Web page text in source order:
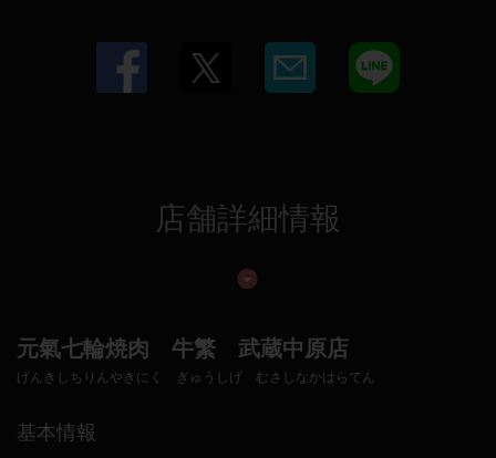
店舗詳細情報
元氣七輪焼肉 牛繁 武蔵中原店
げんきしちりんやきにく ぎゅうしげ むさしなかはらてん
基本情報